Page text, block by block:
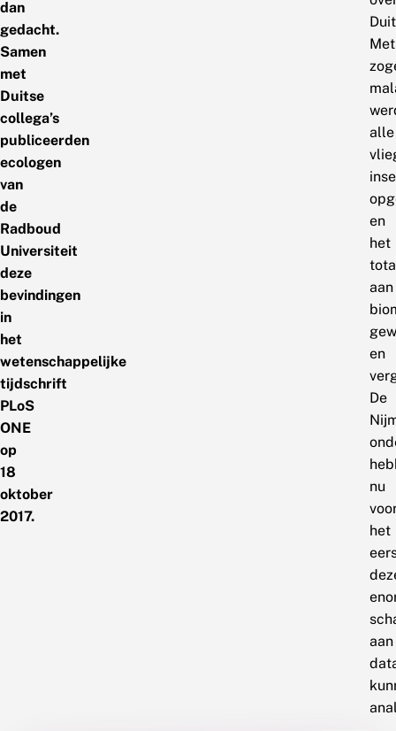
dan
gedacht.
Samen
met
Duitse
collega’s
publiceerden
ecologen
van
de
Radboud
Universiteit
deze
bevindingen
in
het
wetenschappelijke
tijdschrift
PLoS
ONE
op
18
oktober
2017.
Met
alle
en
het
aan
en
De
nu
het
aan